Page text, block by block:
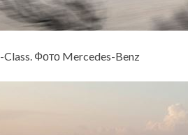
Фото Mercedes-Benz